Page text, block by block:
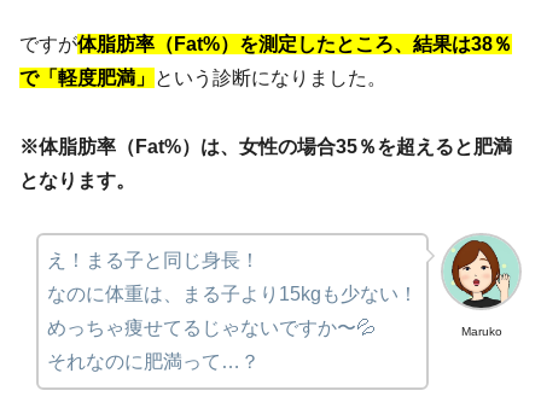
ですが体脂肪率（Fat%）を測定したところ、結果は38％
で「軽度肥満」 という診断になりました。
※体脂肪率（Fat%）は、女性の場合35％を超えると肥満
となります。
Maruko
え！まる子と同じ身長！
なのに体重は、まる子より15kgも少ない！
めっちゃ痩せてるじゃないですか〜💦
それなのに肥満って…？